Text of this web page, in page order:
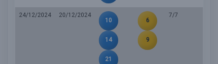
24/12/2024
20/12/2024
10
14
21
6
9
7/7